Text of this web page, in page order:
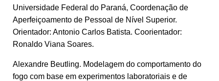
Universidade Federal do Paraná, Coordenação de
Aperfeiçoamento de Pessoal de Nível Superior.
Orientador: Antonio Carlos Batista. Coorientador:
Ronaldo Viana Soares.
Alexandre Beutling. Modelagem do comportamento do
fogo com base em experimentos laboratoriais e de